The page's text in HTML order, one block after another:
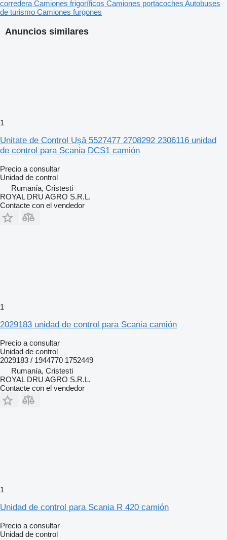
Anuncios similares
1
Unitate de Control Ușă 5527477 2708292 2306116 unidad
de control para Scania DCS1 camión
Precio a consultar
Unidad de control
Rumanía, Cristesti
ROYAL DRU AGRO S.R.L.
Contacte con el vendedor
1
2029183 unidad de control para Scania camión
Precio a consultar
Unidad de control
2029183 / 1944770 1752449
Rumanía, Cristesti
ROYAL DRU AGRO S.R.L.
Contacte con el vendedor
1
Unidad de control para Scania R 420 camión
Precio a consultar
Unidad de control
corredera Camiones frigoríficos Camiones portacoches Autobuses
de turismo Camiones furgones